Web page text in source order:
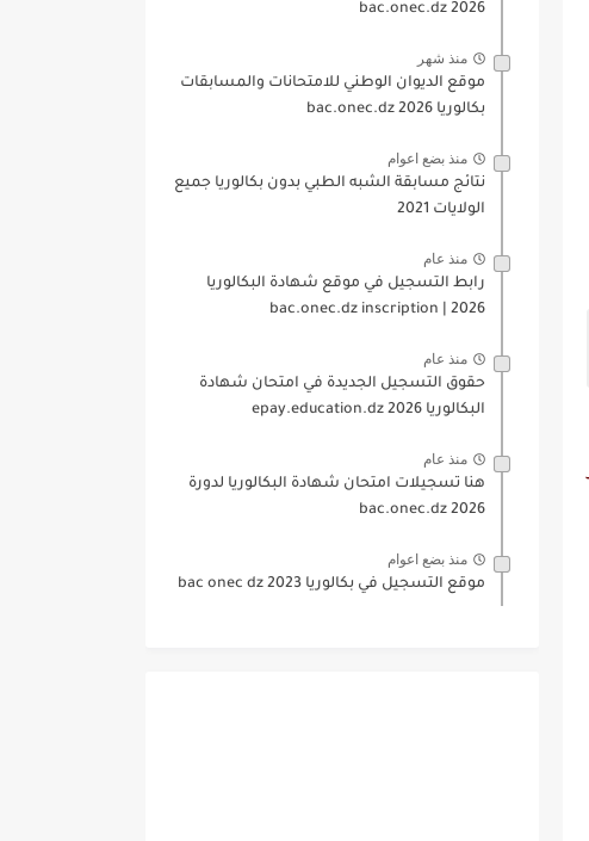
2026 bac.onec.dz
منذ شهر
موقع الديوان الوطني للامتحانات والمسابقات
بكالوريا 2026 bac.onec.dz
منذ بضع اعوام
نتائج مسابقة الشبه الطبي بدون بكالوريا جميع
الولايات 2021
منذ عام
رابط التسجيل في موقع شهادة البكالوريا
2026 | bac.onec.dz inscription
منذ عام
حقوق التسجيل الجديدة في امتحان شهادة
البكالوريا 2026 epay.education.dz
منذ عام
هنا تسجيلات امتحان شهادة البكالوريا لدورة
2026 bac.onec.dz
منذ بضع اعوام
موقع التسجيل في بكالوريا 2023 bac onec dz